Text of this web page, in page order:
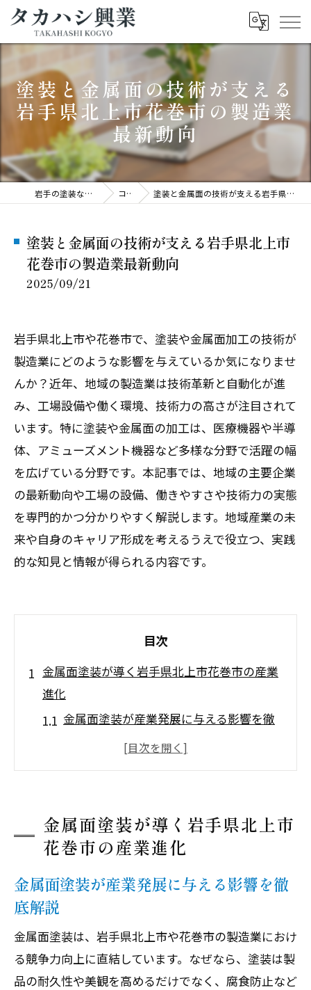
塗装と金属面の技術が支える
岩手県北上市花巻市の製造業
最新動向
岩手の塗装ならタカハシ興業 コラム 塗装と金属面の技術が支える岩手県北上市花巻市の製造業最新動向
塗装と金属面の技術が支える岩手県北上市
花巻市の製造業最新動向
2025/09/21
岩手県北上市や花巻市で、塗装や金属面加工の技術が
製造業にどのような影響を与えているか気になりませ
んか？近年、地域の製造業は技術革新と自動化が進
み、工場設備や働く環境、技術力の高さが注目されて
います。特に塗装や金属面の加工は、医療機器や半導
体、アミューズメント機器など多様な分野で活躍の幅
を広げている分野です。本記事では、地域の主要企業
の最新動向や工場の設備、働きやすさや技術力の実態
を専門的かつ分かりやすく解説します。地域産業の未
来や自身のキャリア形成を考えるうえで役立つ、実践
的な知見と情報が得られる内容です。
目次
金属面塗装が導く岩手県北上市花巻市の産業
進化
金属面塗装が産業発展に与える影響を徹
岩手県工場の塗装技術が注目される理由
北上市花巻市における塗装分野の最新動
向を探る
金属加工と塗装の融合が産業を変える仕
組み
とは
北上・花巻のものづくりを支える塗装の
強み
金属面塗装が導く岩手県北上市
花巻市の産業進化
金属面塗装が産業発展に与える影響を徹
底解説
金属面塗装は、岩手県北上市や花巻市の製造業におけ
る競争力向上に直結しています。なぜなら、塗装は製
品の耐久性や美観を高めるだけでなく、腐食防止など